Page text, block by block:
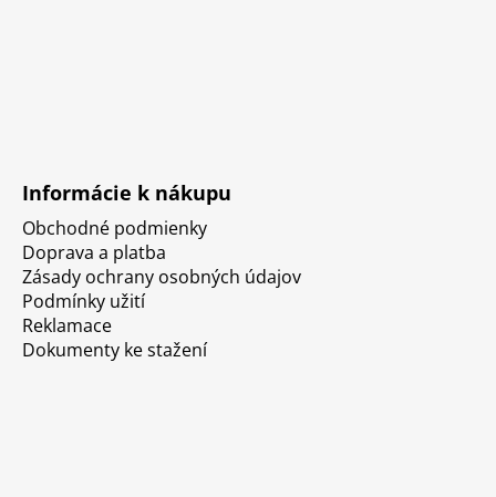
Informácie k nákupu
Obchodné podmienky
Doprava a platba
Zásady ochrany osobných údajov
Podmínky užití
Reklamace
Dokumenty ke stažení